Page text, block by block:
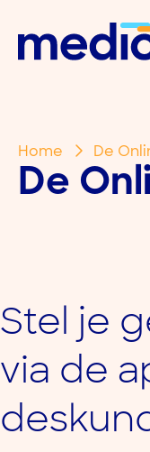
Home De
De
Stel je
via de